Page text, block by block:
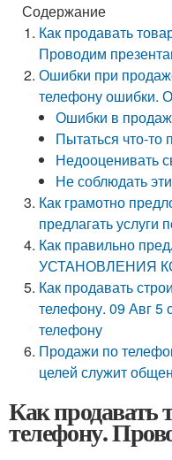
Содержание
Как продавать
Проводим
Ошибки при
телефону ошибки.
Ошибки в
Пытаться что-то
Недооценивать
Не соблюдать
Как грамотно
предлагать услуги
Как правильно
УСТАНОВЛЕНИЯ
Как продавать
телефону. 09 Авг 5
телефону
Продажи по
целей служит
Как продавать
телефону.